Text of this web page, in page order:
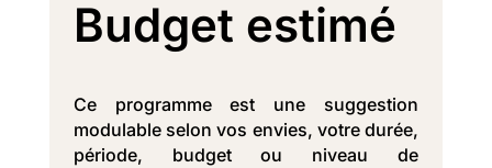
Budget estimé
Ce programme est une suggestion
modulable selon vos envies, votre durée,
période, budget ou niveau de